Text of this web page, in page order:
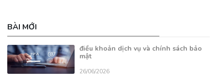
BÀI MỚI
điều khoản dịch vụ và chính sách bảo
mật
26/06/2026